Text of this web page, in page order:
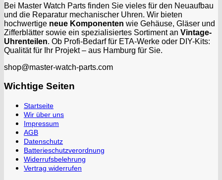
Bei Master Watch Parts finden Sie vieles für den Neuaufbau
und die Reparatur mechanischer Uhren. Wir bieten
hochwertige neue Komponenten wie Gehäuse, Gläser und
Zifferblätter sowie ein spezialisiertes Sortiment an Vintage-
Uhrenteilen. Ob Profi-Bedarf für ETA-Werke oder DIY-Kits:
Qualität für Ihr Projekt – aus Hamburg für Sie.
shop@master-watch-parts.com
Wichtige Seiten
Startseite
Wir über uns
Impressum
AGB
Datenschutz
Batterieschutzverordnung
Widerrufsbelehrung
Vertrag widerrufen